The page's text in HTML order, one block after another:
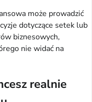
może prowadzić
dotyczące setek lub
biznesowych,
nie widać na
realnie